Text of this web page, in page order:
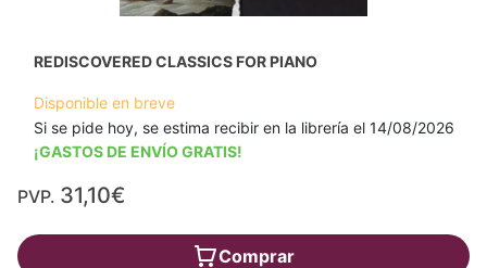
REDISCOVERED CLASSICS FOR PIANO
Disponible en breve
Si se pide hoy, se estima recibir en la librería el 14/08/2026
¡GASTOS DE ENVÍO GRATIS!
PVP. 31,10€
Comprar